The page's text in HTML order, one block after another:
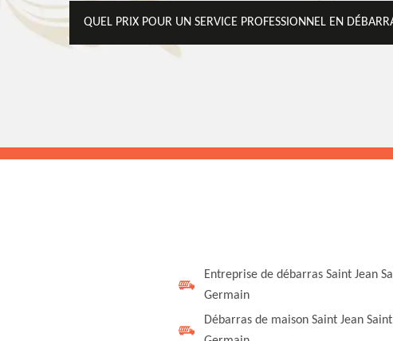
QUEL PRIX POUR UN SERVICE PROFESSIONNEL EN
Entreprise de débarras Saint Jean
Germain
Débarras de maison Saint Jean Saint